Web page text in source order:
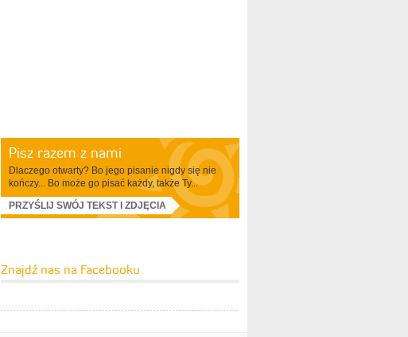
Pisz razem z nami
Dlaczego otwarty? Bo jego pisanie nigdy się nie
kończy... Bo może go pisać każdy, także Ty...
PRZYŚLIJ SWÓJ TEKST I ZDJĘCIA
Znajdź nas na Facebooku